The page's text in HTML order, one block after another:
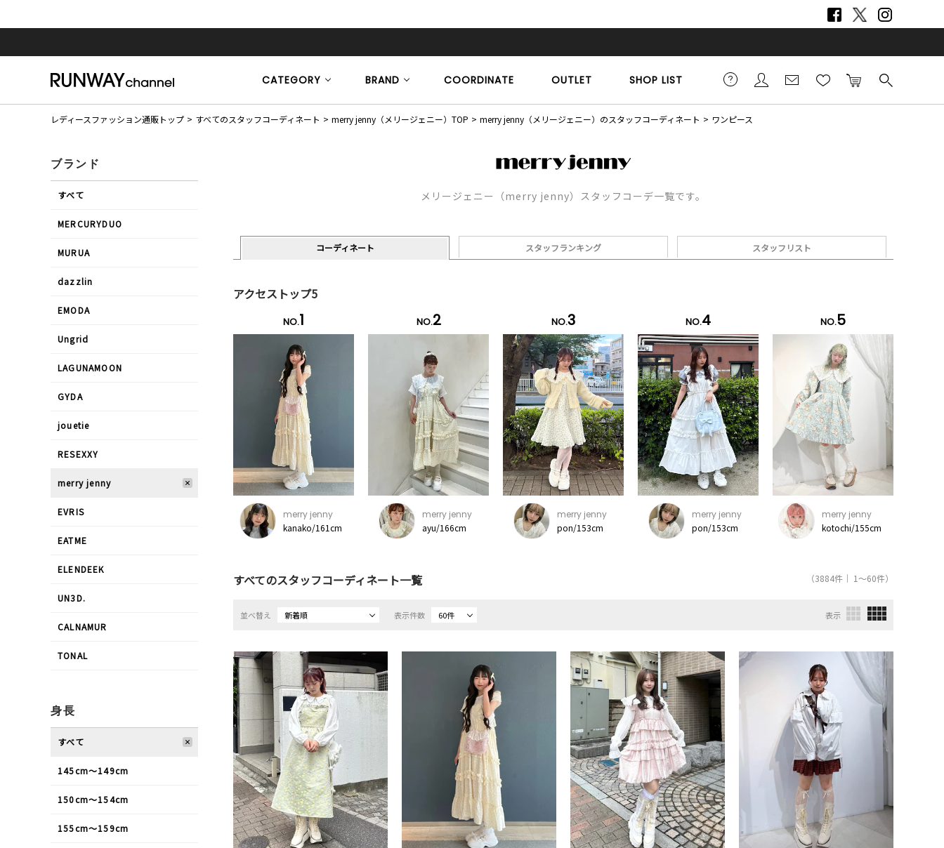
CATEGORY BRAND COORDINATE OUTLET SHOP LIST
レディースファッション通販トップ すべてのスタッフコーディネート merry jenny（メリージェニー）TOP merry jenny（メリージェニー）のスタッフコーディネート ワンピース
メリージェニー（merry jenny）スタッフコーデ一覧です。
コーディネート スタッフランキング スタッフリスト
アクセストップ5
NO.1
merry jenny
kanako/161cm
NO.2
merry jenny
ayu/166cm
NO.3
merry jenny
pon/153cm
NO.4
merry jenny
pon/153cm
NO.5
merry jenny
kotochi/155cm
すべてのスタッフコーディネート一覧 （3884件｜ 1～60件）
並べ替え 新着順 表示件数 60件 表示
ブランド
すべて
MERCURYDUO
MURUA
dazzlin
EMODA
Ungrid
LAGUNAMOON
GYDA
jouetie
RESEXXY
merry jenny
EVRIS
EATME
ELENDEEK
UN3D.
CALNAMUR
TONAL
身長
すべて
145cm〜149cm
150cm〜154cm
155cm〜159cm